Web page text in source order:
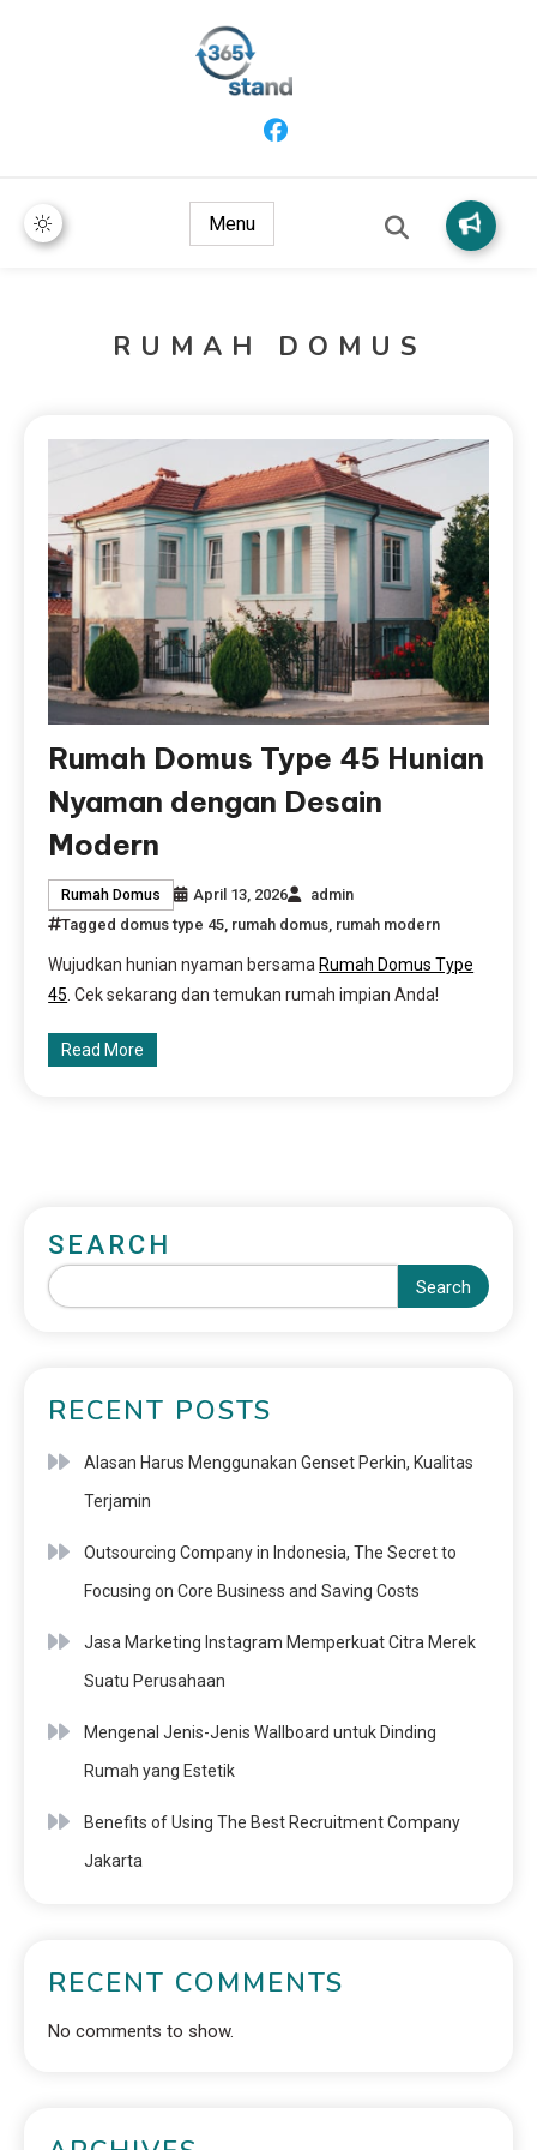
Menu
RUMAH DOMUS
Rumah Domus Type 45 Hunian
Nyaman dengan Desain
Modern
Rumah Domus April 13, 2026
admin
Tagged domus type 45, rumah domus, rumah modern
Wujudkan hunian nyaman bersama Rumah Domus Type
45. Cek sekarang dan temukan rumah impian Anda!
Read More
SEARCH
Search
RECENT POSTS
Alasan Harus Menggunakan Genset Perkin, Kualitas
Terjamin
Outsourcing Company in Indonesia, The Secret to
Focusing on Core Business and Saving Costs
Jasa Marketing Instagram Memperkuat Citra Merek
Suatu Perusahaan
Mengenal Jenis-Jenis Wallboard untuk Dinding
Rumah yang Estetik
Benefits of Using The Best Recruitment Company
Jakarta
RECENT COMMENTS
No comments to show.